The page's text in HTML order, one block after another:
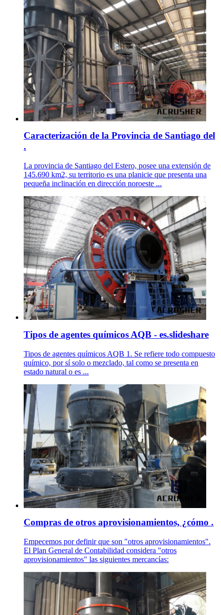
Caracterización de la Provincia de Santiago del
.
La provincia de Santiago del Estero, posee una extensión de
145.690 km2, su territorio es una planicie que presenta una
pequeña inclinación en dirección noroeste ...
Tipos de agentes químicos AQB - es.slideshare
Tipos de agentes químicos AQB 1. Se refiere todo compuesto
químico, por sí solo o mezclado, tal como se presenta en
estado natural o es ...
Compras de otros aprovisionamientos, ¿cómo .
Empecemos por definir que son "otros aprovisionamientos".
El Plan General de Contabilidad considera "otros
aprovisionamientos" las siguientes mercancías: